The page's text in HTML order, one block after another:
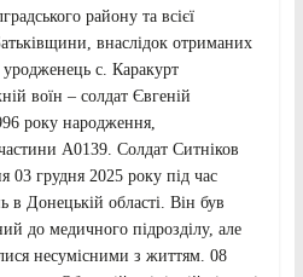
району та всієї
внаслідок отриманих
с. Каракурт
воїн – солдат Євгеній
року народження,
А0139. Солдат Ситніков
03 грудня 2025 року під час
в Донецькій області. Він був
до медичного підрозділу, але
несумісними з життям. 08